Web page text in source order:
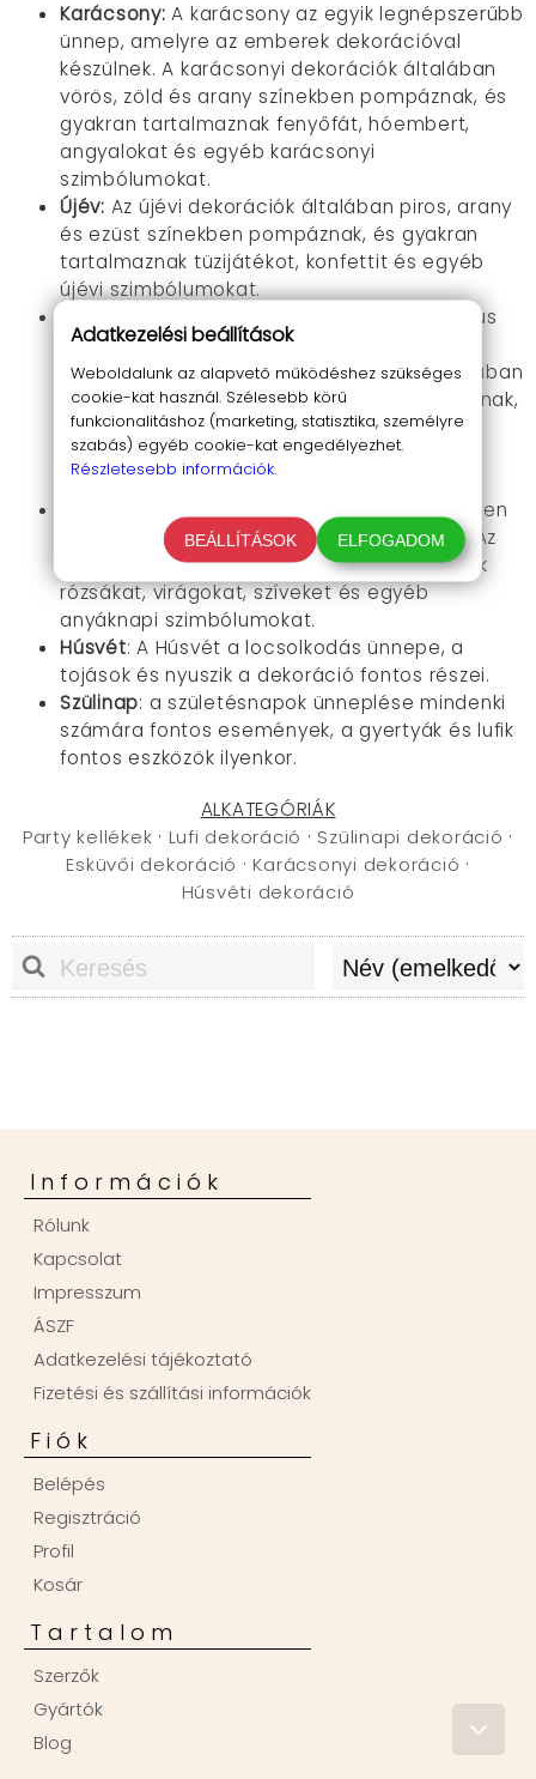
Karácsony: A karácsony az egyik legnépszerűbb
ünnep, amelyre az emberek dekorációval
készülnek. A karácsonyi dekorációk általában
vörös, zöld és arany színekben pompáznak, és
gyakran tartalmaznak fenyőfát, hóembert,
angyalokat és egyéb karácsonyi
szimbólumokat.
Újév: Az újévi dekorációk általában piros, arany
és ezüst színekben pompáznak, és gyakran
tartalmaznak tüzijátékot, konfettit és egyéb
újévi szimbólumokat.
A Valentin-nap egy romantikus
ünnep, amelyre az emberek dekorációval
készülnek. A Valentin-napi dekorációk általában
rózsaszín, piros és fehér színekben pompáznak,
és gyakran tartalmaznak szíveket,
szerelmeseket és egyéb Valentin-napi
szimbólumokat.
Anyák napja egy ünnep, amelyen
az emberek tisztelegnek édesanyjuk előtt. Az
anyáknapi dekorációk gyakran tartalmaznak
rózsákat, virágokat, szíveket és egyéb
anyáknapi szimbólumokat.
Húsvét: A Húsvét a locsolkodás ünnepe, a
tojások és nyuszik a dekoráció fontos részei.
Szülinap: a születésnapok ünneplése mindenki
számára fontos események, a gyertyák és lufik
fontos eszközök ilyenkor.
ALKATEGÓRIÁK
Party kellékek · Lufi dekoráció · Szülinapi dekoráció ·
Esküvői dekoráció · Karácsonyi dekoráció ·
Húsvéti dekoráció
Információk
Rólunk
Kapcsolat
Impresszum
ÁSZF
Adatkezelési tájékoztató
Fizetési és szállítási információk
Fiók
Belépés
Regisztráció
Profil
Kosár
Tartalom
Szerzők
Gyártók
Blog
Adatkezelési beállítások
Weboldalunk az alapvető működéshez szükséges
cookie-kat használ. Szélesebb körű
funkcionalitáshoz (marketing, statisztika, személyre
szabás) egyéb cookie-kat engedélyezhet.
Részletesebb információk.
BEÁLLÍTÁSOK ELFOGADOM